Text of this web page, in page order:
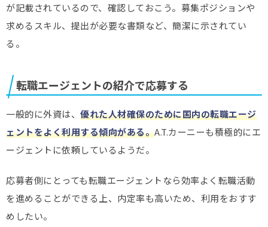
が記載されているので、確認しておこう。募集ポジションや
求めるスキル、提出が必要な書類など、簡潔に示されてい
る。
転職エージェントの紹介で応募する
一般的に外資は、 優れた人材確保のために国内の転職エージ
ェントをよく利用する傾向がある。A.T.カーニーも積極的にエ
ージェントに依頼しているようだ。
応募者側にとっても転職エージェントなら効率よく転職活動
を進めることができる上、内定率も高いため、利用をおすす
めしたい。